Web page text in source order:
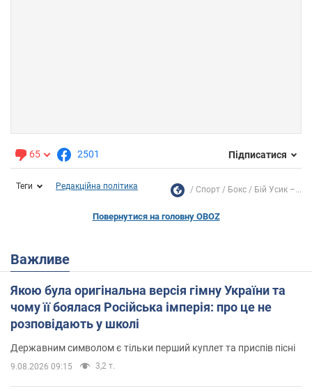
65 2501 Підписатися
Теги Редакційна політика Спорт Бокс Бій Усик –...
Повернутися на головну OBOZ
Важливе
Якою була оригінальна версія гімну України та
чому її боялася Російська імперія: про це не
розповідають у школі
Державним символом є тільки перший куплет та приспів пісні
9.08.2026 09:15 3,2 т.